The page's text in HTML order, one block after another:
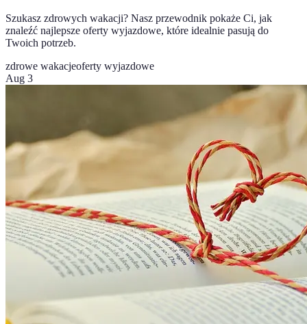
Szukasz zdrowych wakacji? Nasz przewodnik pokaże Ci, jak
znaleźć najlepsze oferty wyjazdowe, które idealnie pasują do
Twoich potrzeb.
zdrowe wakacjeoferty wyjazdowe
Aug 3